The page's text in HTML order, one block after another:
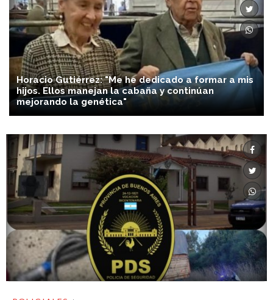
Horacio Gutiérrez: "Me he dedicado a formar a mis
hijos. Ellos manejan la cabaña y continúan
mejorando la genética"